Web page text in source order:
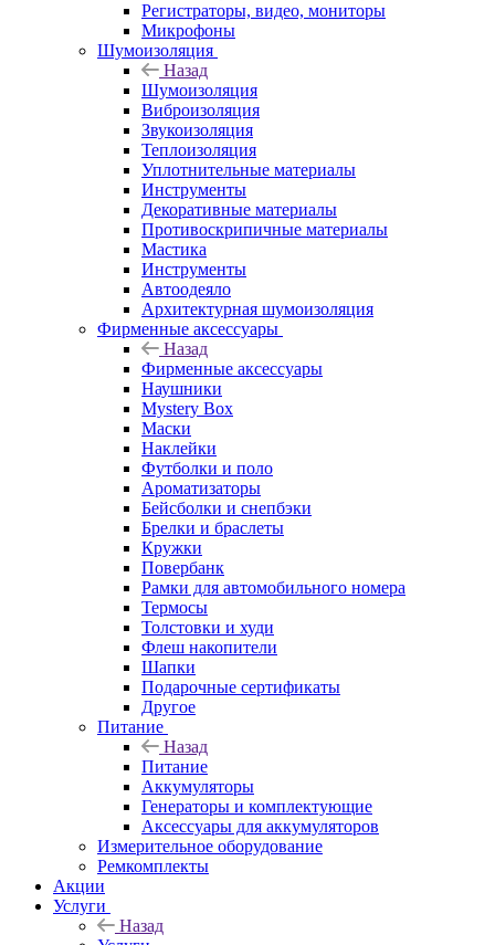
Регистраторы, видео, мониторы
Микрофоны
Шумоизоляция
Назад
Шумоизоляция
Виброизоляция
Звукоизоляция
Теплоизоляция
Уплотнительные материалы
Инструменты
Декоративные материалы
Противоскрипичные материалы
Мастика
Инструменты
Автоодеяло
Архитектурная шумоизоляция
Фирменные аксессуары
Назад
Фирменные аксессуары
Наушники
Mystery Box
Маски
Наклейки
Футболки и поло
Ароматизаторы
Бейсболки и снепбэки
Брелки и браслеты
Кружки
Повербанк
Рамки для автомобильного номера
Термосы
Толстовки и худи
Флеш накопители
Шапки
Подарочные сертификаты
Другое
Питание
Назад
Питание
Аккумуляторы
Генераторы и комплектующие
Аксессуары для аккумуляторов
Измерительное оборудование
Ремкомплекты
Акции
Услуги
Назад